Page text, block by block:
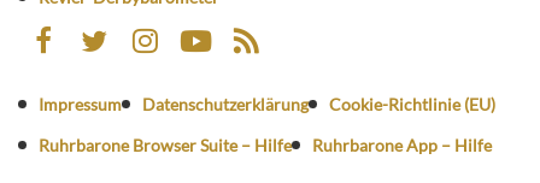
Impressum Datenschutzerklärung
Cookie-Richtlinie (EU)
Ruhrbarone Browser Suite – Hilfe
Ruhrbarone App – Hilfe